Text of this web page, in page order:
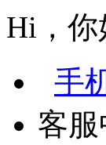
Hi，你
手
客